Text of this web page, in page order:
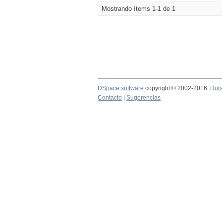
Mostrando ítems 1-1 de 1
DSpace software copyright © 2002-2016
Contacto
Sugerencias